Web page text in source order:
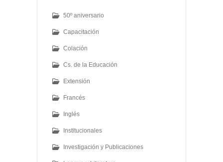
50º aniversario
Capacitación
Colación
Cs. de la Educación
Extensión
Francés
Inglés
Institucionales
Investigación y Publicaciones